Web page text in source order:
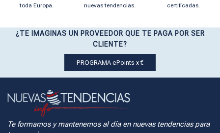
toda Europa.
nuevas tendencias.
certificadas.
¿TE IMAGINAS UN PROVEEDOR QUE TE PAGA POR SER
CLIENTE?
PROGRAMA ePoints x €
Te formamos y mantenemos al día en nuevas tendencias para